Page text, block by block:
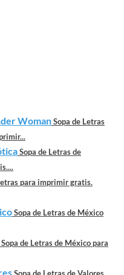
WomanSopa de Letras
Sopa de Letras de
para imprimir gratis.
Sopa de Letras de México
Sopa de Letras de México para